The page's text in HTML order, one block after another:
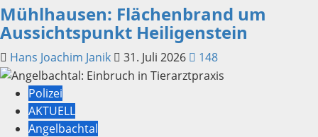
Mühlhausen: Flächenbrand um
Aussichtspunkt Heiligenstein
Hans Joachim Janik 31. Juli 2026 148
Polizei
AKTUELL
Angelbachtal